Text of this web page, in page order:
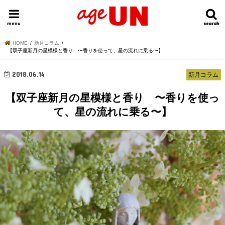
search
search
menu
HOME 今日の運勢ランキング 明日の運勢ランキング 今週の運勢
HOME
新月コラム
【双子座新月の星模様と香り 〜香りを使って、星の流れに乗る〜】
新月コラム
2018.06.14
【双子座新月の星模様と香り 〜香りを使っ
て、星の流れに乗る〜】